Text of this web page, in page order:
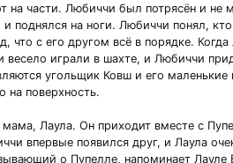
на части. Любиччи был потрясён и не
и поднялся на ноги. Любиччи понял,
что с его другом всё в порядке.
весело играли в шахте, и Любиччи
угольщик Ковш и его
на поверхность.
Лаула. Он приходит вместе с
впервые появился друг, и Лаула
о Пупелле, напоминает Лауле